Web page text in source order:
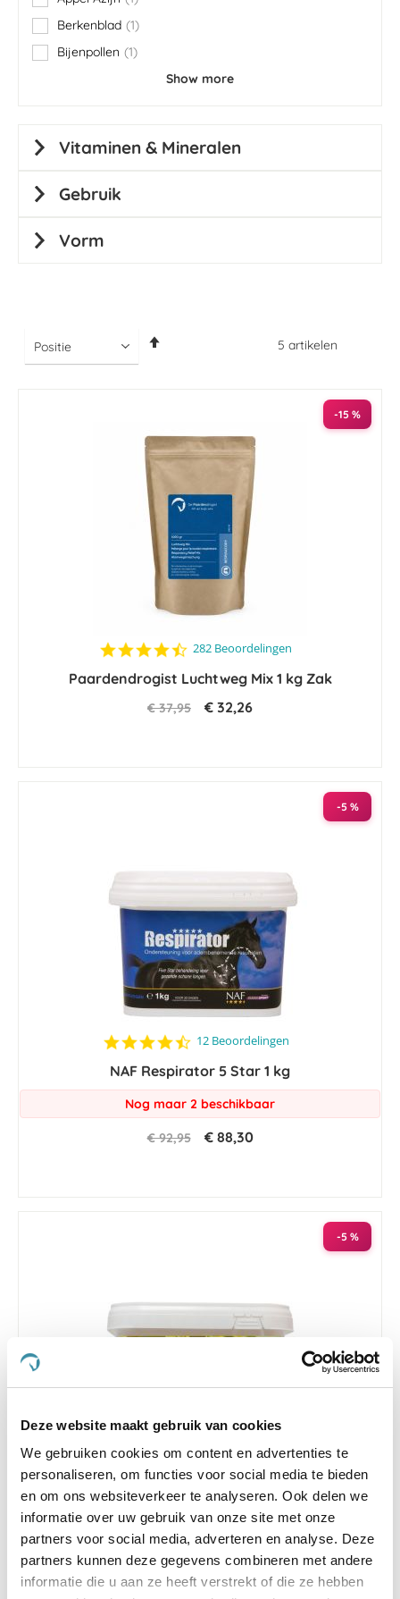
Deze website maakt gebruik van cookies
We gebruiken cookies om content en advertenties te
personaliseren, om functies voor social media te bieden
en om ons websiteverkeer te analyseren. Ook delen we
informatie over uw gebruik van onze site met onze
partners voor social media, adverteren en analyse. Deze
partners kunnen deze gegevens combineren met andere
informatie die u aan ze heeft verstrekt of die ze hebben
5 artikelen
-15 %
4.5
rating
282 Beoordelingen
Paardendrogist Luchtweg Mix 1 kg Zak
€ 37,95 € 32,26
-5 %
4.7
rating
12 Beoordelingen
NAF Respirator 5 Star 1 kg
Nog maar 2 beschikbaar
€ 92,95 € 88,30
-5 %
NAF Seasonaze 1620 g
€ 94,95 € 90,20
item
Berkenblad 1
item
Bijenpollen
1
item
Show more
Vitaminen & Mineralen
Gebruik
Vorm